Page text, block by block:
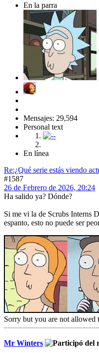
En la parra
Mensajes: 29,594
Personal text
En línea
Re:¿Qué serie estás viendo
#1587
26 de Febrero de 2026, 20:24
Ha salido ya? Dónde?
Si me vi la de Scrubs Interns
espanto, esto no puede ser
Sorry but you are not allowed
Mr Winters